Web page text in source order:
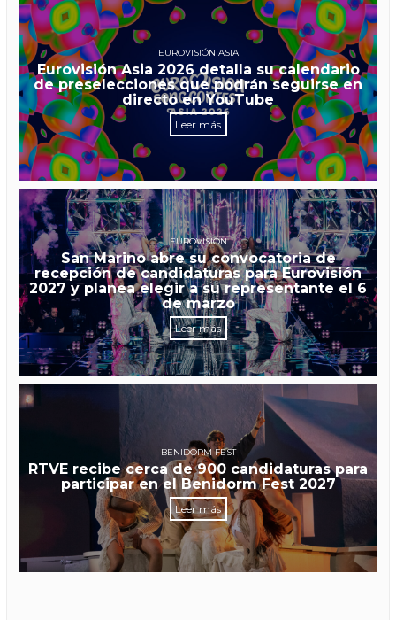
EUROVISIÓN ASIA
Eurovisión Asia 2026 detalla su calendario
de preselecciones que podrán seguirse en
directo en YouTube
Leer más
EUROVISIÓN
San Marino abre su convocatoria de
recepción de candidaturas para Eurovisión
2027 y planea elegir a su representante el 6
de marzo
Leer más
BENIDORM FEST
RTVE recibe cerca de 900 candidaturas para
participar en el Benidorm Fest 2027
Leer más